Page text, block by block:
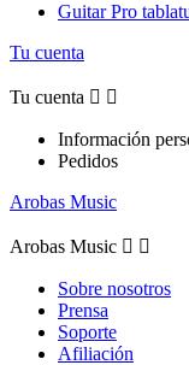
Guitar Pro
Tu cuenta
Tu cuenta  
Información
Pedidos
Arobas Music
Arobas Music  
Sobre nosotros
Prensa
Soporte
Afiliación